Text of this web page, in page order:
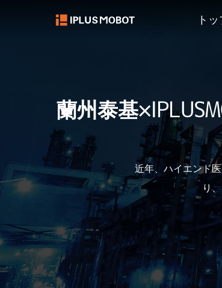
ト
蘭州泰基
近年、ハイエンド
り